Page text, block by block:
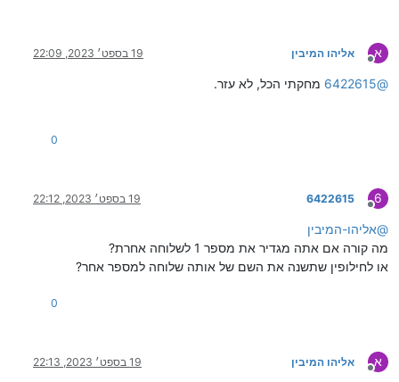
א
מנותק
אליהו המיבין 19 בספט׳ 2023, 22:09
@
6422615 מחקתי הכל, לא עזר.
0
6
מנותק
6422615 19 בספט׳ 2023, 22:12
@אליהו-המיבין
מה קורה אם אתה מגדיר את מספר 1 לשלוחה אחרת?
או לחילופין שתשנה את השם של אותה שלוחה למספר אחר?
0
א
מנותק
אליהו המיבין 19 בספט׳ 2023, 22:13